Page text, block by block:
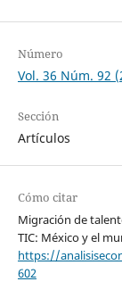
Número
Vol. 36 Núm. 92
Sección
Artículos
Cómo citar
Migración de
TIC: México y el
https://
602